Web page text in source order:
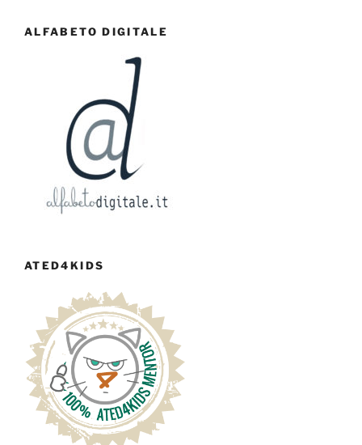
ALFABETO DIGITALE
ATED4KIDS